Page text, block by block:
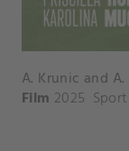
Film 2025 Sport